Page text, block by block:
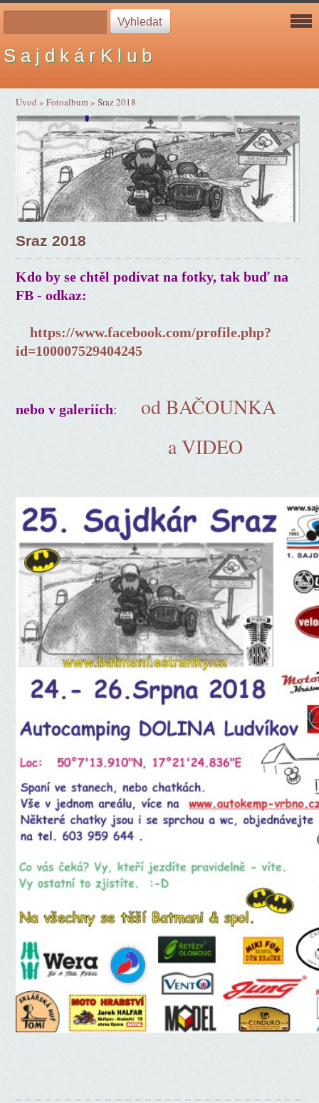
S a j d k á r K l u b
Úvod »Fotoalbum»Sraz 2018
Sraz 2018
Kdo by se chtěl podívat na fotky, tak buď na
FB - odkaz:
https://www.facebook.com/profile.php?
id=100007529404245
nebo v galeriích:od BAČOUNKA
a VIDEO